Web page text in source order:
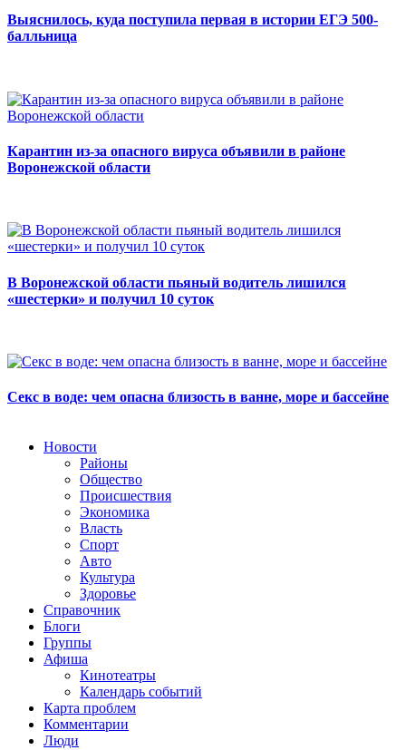
Выяснилось, куда поступила первая в истории ЕГЭ 500-
балльница
Карантин из-за опасного вируса объявили в районе
Воронежской области
В Воронежской области пьяный водитель лишился
«шестерки» и получил 10 суток
Секс в воде: чем опасна близость в ванне, море и бассейне
Новости
Районы
Общество
Происшествия
Экономика
Власть
Спорт
Авто
Культура
Здоровье
Справочник
Блоги
Группы
Афиша
Кинотеатры
Календарь событий
Карта проблем
Комментарии
Люди